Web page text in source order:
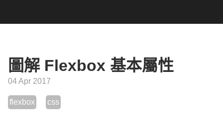
圖解 Flexbox 基本屬性
04 Apr 2017
flexbox css